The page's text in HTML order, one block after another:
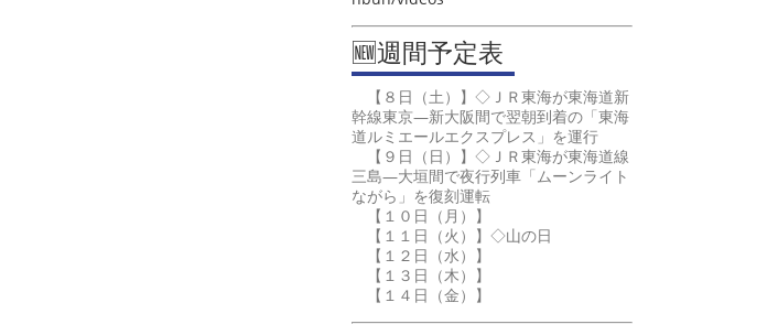
🆕週間予定表
【８日（土）】◇ＪＲ東海が東海道新
幹線東京―新大阪間で翌朝到着の「東海
道ルミエールエクスプレス」を運行
【９日（日）】◇ＪＲ東海が東海道線
三島―大垣間で夜行列車「ムーンライト
ながら」を復刻運転
【１０日（月）】
【１１日（火）】◇山の日
【１２日（水）】
【１３日（木）】
【１４日（金）】